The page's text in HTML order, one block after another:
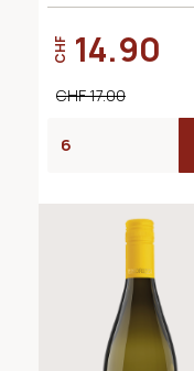
CHF 14.90
CHF 17.00